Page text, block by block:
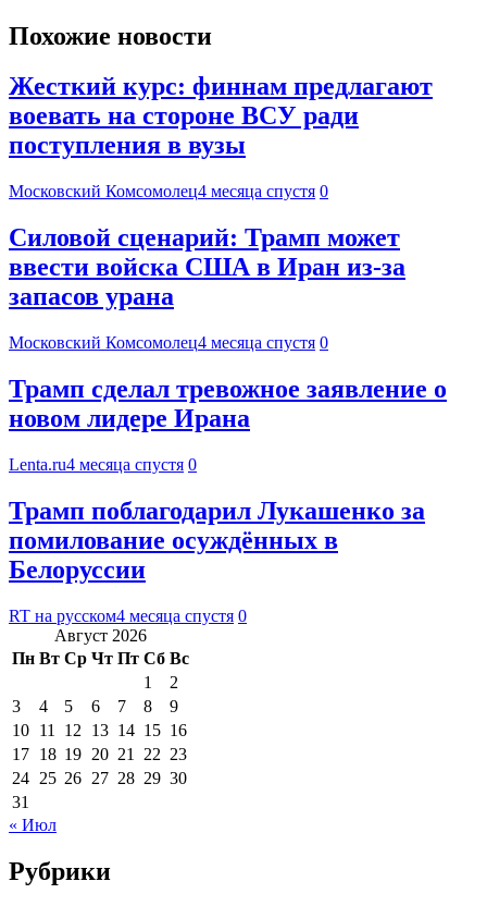
Похожие новости
Жесткий курс: финнам предлагают
воевать на стороне ВСУ ради
поступления в вузы
Московский Комсомолец4 месяца спустя 0
Силовой сценарий: Трамп может
ввести войска США в Иран из-за
запасов урана
Московский Комсомолец4 месяца спустя 0
Трамп сделал тревожное заявление о
новом лидере Ирана
Lenta.ru4 месяца спустя 0
Трамп поблагодарил Лукашенко за
помилование осуждённых в
Белоруссии
RT на русском4 месяца спустя 0
Август 2026
Пн Вт Ср Чт Пт Сб Вс
1
2
3
4 5 6 7 8
9
10 11 12 13 14 15 16
17 18 19 20 21 22 23
24 25 26 27 28 29 30
31
« Июл
Рубрики